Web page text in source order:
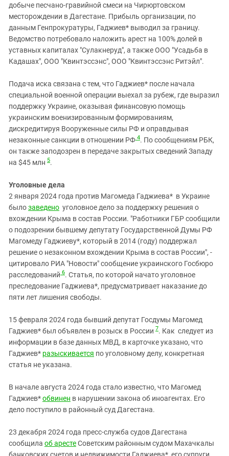
добыче песчано-гравийной смеси на Чирюртовском
месторождении в Дагестане. Прибыль организации, по
данным Генпрокуратуры, Гаджиев* выводил за границу.
Ведомство потребовало наложить арест на 100% долей в
уставных капиталах "Сулакнеруд", а также ООО "Усадьба в
Кадашах", ООО "Квинтэссэнс", ООО "Квинтэссэнс Ритэйл".
Подача иска связана с тем, что Гаджиев* после начала
специальной военной операции выехал за рубеж, где выразил
поддержку Украине, оказывая финансовую помощь
украинским военизированным формированиям,
дискредитируя Вооруженные силы РФ и оправдывая
незаконные санкции в отношении РФ 4. По сообщениям РБК,
он также заподозрен в передаче закрытых сведений Западу
на $45 млн 5.
Уголовные дела
2 января 2024 года против Магомеда Гаджиева* в Украине
былозаведено уголовное дело за поддержку решения о
вхождении Крыма в состав России. "Работники ГБР сообщили
о подозрении бывшему депутату Государственной Думы РФ
Магомеду Гаджиеву*, который в 2014 (году) поддержал
решение о незаконном вхождении Крыма в состав России", -
цитировало РИА "Новости" сообщение украинского Госбюро
расследований 6. Статья, по которой начато уголовное
преследование Гаджиева*, предусматривает наказание до
пяти лет лишения свободы.
15 февраля 2024 года бывший депутат Госдумы Магомед
Гаджиев* был объявлен в розыск в России 7. Как следует из
информации в базе данных МВД, в карточке указано, что
Гаджиев* разыскивается по уголовному делу, конкретная
статья не указана.
В начале августа 2024 года стало известно, что Магомед
Гаджиев*обвинен в нарушении закона об иноагентах. Его
дело поступило в районный суд Дагестана.
23 декабря 2024 года пресс-служба судов Дагестана
сообщила об арестеСоветским районным судом Махачкалы
банковских счетов и недвижимости Гаджиева*, его супруги,